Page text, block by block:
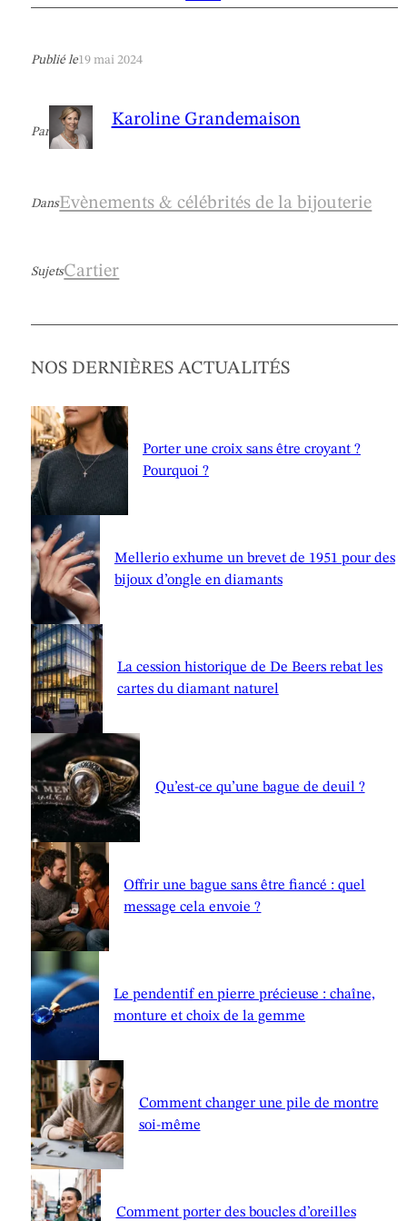
Publié le19 mai 2024
Par
Karoline Grandemaison
DansEvènements & célébrités de la bijouterie
SujetsCartier
NOS DERNIÈRES ACTUALITÉS
Porter une croix sans être croyant ?
Pourquoi ?
Mellerio exhume un brevet de 1951 pour des
bijoux d’ongle en diamants
La cession historique de De Beers rebat les
cartes du diamant naturel
Qu’est-ce qu’une bague de deuil ?
Offrir une bague sans être fiancé : quel
message cela envoie ?
Le pendentif en pierre précieuse : chaîne,
monture et choix de la gemme
Comment changer une pile de montre
soi-même
Comment porter des boucles d’oreilles